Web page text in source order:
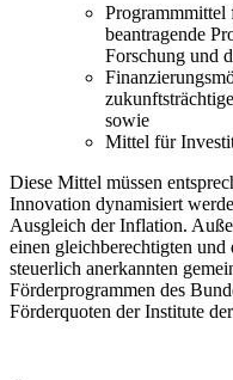
Programmmittel
beantragende
Forschung und
sowie
Mittel für
Diese Mittel müssen
Innovation dynamisiert
Ausgleich der Inflation.
einen gleichberechtigten
steuerlich anerkannten
Förderprogrammen des
Förderquoten der Institute